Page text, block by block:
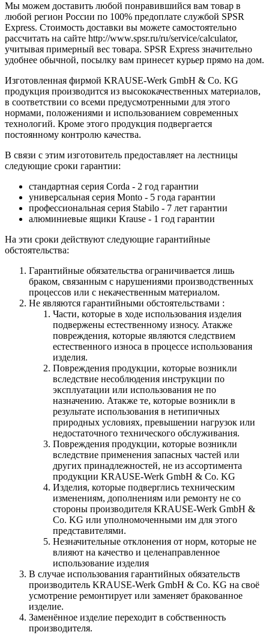
Мы можем доставить любой понравившийся вам товар в
любой регион России по 100% предоплате службой SPSR
Express. Стоимость доставки вы можете самостоятельно
рассчитать на сайте http://www.spsr.ru/ru/service/calculator,
учитывая примерный вес товара. SPSR Express значительно
удобнее обычной, посылку вам принесет курьер прямо на дом.
Изготовленная фирмой KRAUSE-Werk GmbH & Со. KG
продукция производится из высококачественных материалов,
в соответствии со всеми предусмотренными для этого
нормами, положениями и использованием современных
технологий. Кроме этого продукция подвергается
постоянному контролю качества.
В связи с этим изготовитель предоставляет на лестницы
следующие сроки гарантии:
стандартная серия Corda - 2 год гарантии
универсальная серия Monto - 5 года гарантии
профессиональная серия Stabilo - 7 лет гарантии
алюминиевые ящики Krause - 1 год гарантии
На эти сроки действуют следующие гарантийные
обстоятельства:
Гарантийные обязательства ограничивается лишь
браком, связанным с нарушениями производственных
процессов или с некачественным материалом.
Не являются гарантийными обстоятельствами :
Части, которые в ходе использования изделия
подвержены естественному износу. Атакже
повреждения, которые являются следствием
естественного износа в процессе использования
изделия.
Повреждения продукции, которые возникли
вследствие несоблюдения инструкции по
эксплуатации или использования не по
назначению. Атакже те, которые возникли в
результате использования в нетипичных
природных условиях, превышении нагрузок или
недостаточного технического обслуживания.
Повреждения продукции, которые возникли
вследствие применения запасных частей или
других принадлежностей, не из ассортимента
продукции KRAUSE-Werk GmbH & Со. KG
Изделия, которые подверглись техническим
изменениям, дополнениям или ремонту не со
стороны производителя KRAUSE-Werk GmbH &
Со. KG или уполномоченными им для этого
представителями.
Незначительные отклонения от норм, которые не
влияют на качество и целенаправленное
использование изделия
В случае использования гарантийных обязательств
производитель KRAUSE-Werk GmbH & Со. KG на своё
усмотрение ремонтирует или заменяет бракованное
изделие.
Заменённое изделие переходит в собственность
производителя.